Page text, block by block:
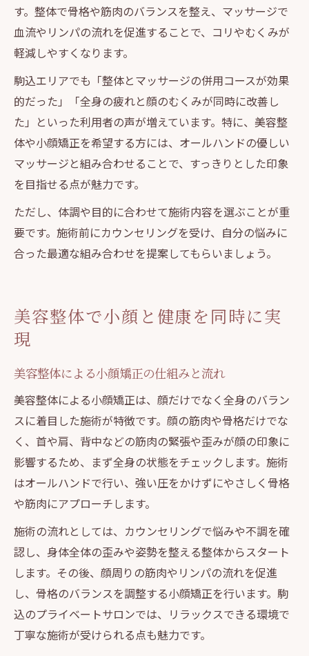
す。整体で骨格や筋肉のバランスを整え、マッサージで
血流やリンパの流れを促進することで、コリやむくみが
軽減しやすくなります。
駒込エリアでも「整体とマッサージの併用コースが効果
的だった」「全身の疲れと顔のむくみが同時に改善し
た」といった利用者の声が増えています。特に、美容整
体や小顔矯正を希望する方には、オールハンドの優しい
マッサージと組み合わせることで、すっきりとした印象
を目指せる点が魅力です。
ただし、体調や目的に合わせて施術内容を選ぶことが重
要です。施術前にカウンセリングを受け、自分の悩みに
合った最適な組み合わせを提案してもらいましょう。
美容整体で小顔と健康を同時に実
現
美容整体による小顔矯正の仕組みと流れ
美容整体による小顔矯正は、顔だけでなく全身のバラン
スに着目した施術が特徴です。顔の筋肉や骨格だけでな
く、首や肩、背中などの筋肉の緊張や歪みが顔の印象に
影響するため、まず全身の状態をチェックします。施術
はオールハンドで行い、強い圧をかけずにやさしく骨格
や筋肉にアプローチします。
施術の流れとしては、カウンセリングで悩みや不調を確
認し、身体全体の歪みや姿勢を整える整体からスタート
します。その後、顔周りの筋肉やリンパの流れを促進
し、骨格のバランスを調整する小顔矯正を行います。駒
込のプライベートサロンでは、リラックスできる環境で
丁寧な施術が受けられる点も魅力です。